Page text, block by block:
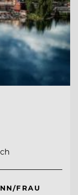
FRAU